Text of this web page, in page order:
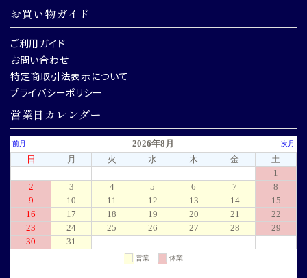
お買い物ガイド
ご利用ガイド
お問い合わせ
特定商取引法表示について
プライバシーポリシー
営業日カレンダー